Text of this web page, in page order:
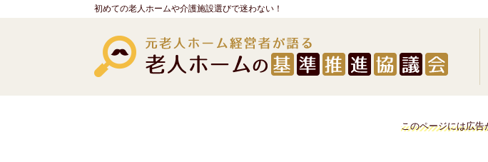
初めての老人ホームや介護施設選びで迷わない！
このページには広告